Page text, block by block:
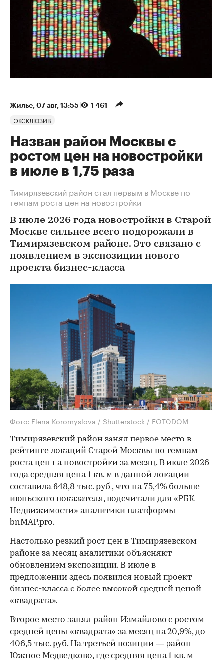
Жилье 07 авг, 13:55 1 461
ЭКСКЛЮЗИВ
Назван район Москвы с
ростом цен на новостройки
в июле в 1,75 раза
Тимирязевский район стал первым в Москве по
темпам роста цен на новостройки
В июле 2026 года новостройки в Старой
Москве сильнее всего подорожали в
Тимирязевском районе. Это связано с
появлением в экспозиции нового
проекта бизнес-класса
Фото: Elena Koromyslova / Shutterstock / FOTODOM
Тимирязевский район занял первое место в
рейтинге локаций Старой Москвы по темпам
роста цен на новостройки за месяц. В июле 2026
года средняя цена 1 кв. м в данной локации
составила 648,8 тыс. руб., что на 75,4% больше
июньского показателя, подсчитали для «РБК
Недвижимости» аналитики платформы
bnMAP.pro.
Настолько резкий рост цен в Тимирязевском
районе за месяц аналитики объясняют
обновлением экспозиции. В июле в
предложении здесь появился новый проект
бизнес-класса с более высокой средней ценой
«квадрата».
Второе место занял район Измайлово с ростом
средней цены «квадрата» за месяц на 20,9%, до
406,5 тыс. руб. На третьей позиции — район
Южное Медведково, где средняя цена 1 кв. м